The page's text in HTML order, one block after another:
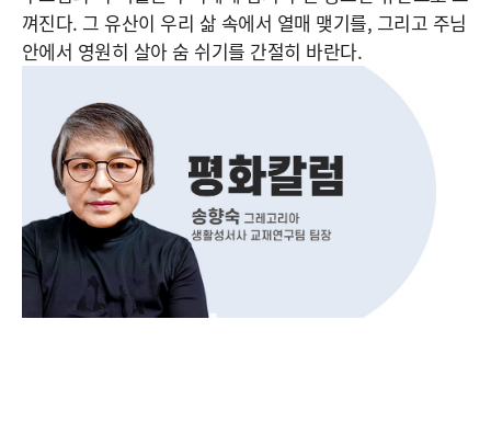
껴진다. 그 유산이 우리 삶 속에서 열매 맺기를, 그리고 주님
안에서 영원히 살아 숨 쉬기를 간절히 바란다.